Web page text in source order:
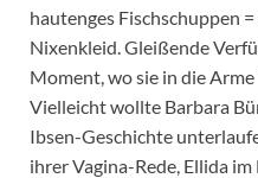
hautenges Fischschuppen
Nixenkleid. Gleißende
Moment, wo sie in die
Vielleicht wollte Barbara
Ibsen-Geschichte
ihrer Vagina-Rede, Ellida